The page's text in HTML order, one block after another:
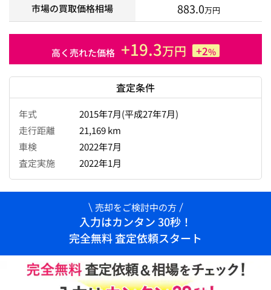
市場の買取価格相場 883.0万円
高く売れた価格 +19.3万円 +2%
査定条件
年式
2015年7月(平成27年7月)
走行距離
21,169 km
車検
2022年7月
査定実施
2022年1月
売却をご検討中の方
入力はカンタン 30秒！
完全無料 査定依頼スタート